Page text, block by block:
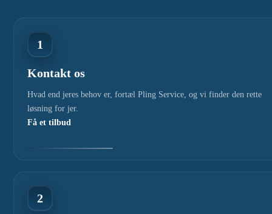
1
Kontakt os
Hvad end jeres behov er, fortæl Pling Service, og vi finder den rette
løsning for jer.
Få et tilbud
2